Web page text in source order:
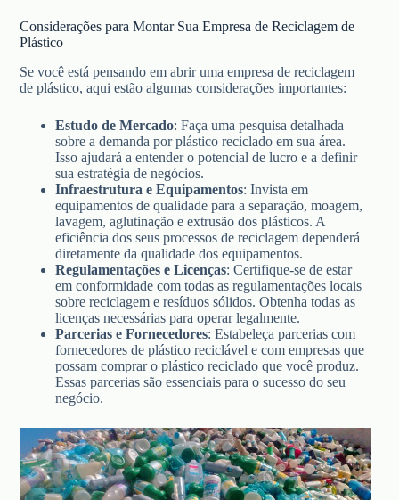
Considerações para Montar Sua Empresa de Reciclagem de
Plástico
Se você está pensando em abrir uma empresa de reciclagem
de plástico, aqui estão algumas considerações importantes:
Estudo de Mercado: Faça uma pesquisa detalhada
sobre a demanda por plástico reciclado em sua área.
Isso ajudará a entender o potencial de lucro e a definir
sua estratégia de negócios.
Infraestrutura e Equipamentos: Invista em
equipamentos de qualidade para a separação, moagem,
lavagem, aglutinação e extrusão dos plásticos. A
eficiência dos seus processos de reciclagem dependerá
diretamente da qualidade dos equipamentos.
Regulamentações e Licenças: Certifique-se de estar
em conformidade com todas as regulamentações locais
sobre reciclagem e resíduos sólidos. Obtenha todas as
licenças necessárias para operar legalmente.
Parcerias e Fornecedores: Estabeleça parcerias com
fornecedores de plástico reciclável e com empresas que
possam comprar o plástico reciclado que você produz.
Essas parcerias são essenciais para o sucesso do seu
negócio.